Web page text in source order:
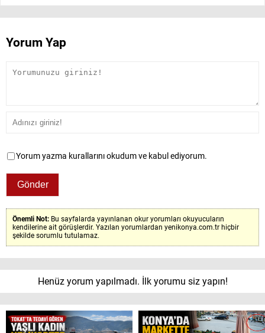
Yorum Yap
Yorum yazma kurallarını okudum ve kabul ediyorum.
Önemli Not: Bu sayfalarda yayınlanan okur yorumları okuyucuların
kendilerine ait görüşlerdir. Yazılan yorumlardan yenikonya.com.tr hiçbir
şekilde sorumlu tutulamaz.
Henüz yorum yapılmadı. İlk yorumu siz yapın!